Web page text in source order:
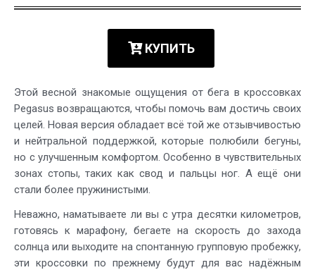
КУПИТЬ
Этой весной знакомые ощущения от бега в кроссовках
Pegasus возвращаются, чтобы помочь вам достичь своих
целей. Новая версия обладает всё той же отзывчивостью
и нейтральной поддержкой, которые полюбили бегуны,
но с улучшенным комфортом. Особенно в чувствительных
зонах стопы, таких как свод и пальцы ног. А ещё они
стали более пружинистыми.
Неважно, наматываете ли вы с утра десятки километров,
готовясь к марафону, бегаете на скорость до захода
солнца или выходите на спонтанную групповую пробежку,
эти кроссовки по прежнему будут для вас надёжным